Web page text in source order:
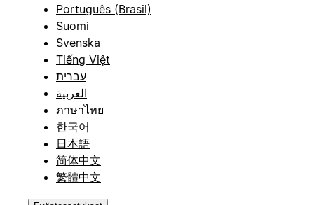
Português (Brasil)
Suomi
Svenska
Tiếng Việt
עברית
العربية
ภาษาไทย
한국어
日本語
简体中文
繁體中文